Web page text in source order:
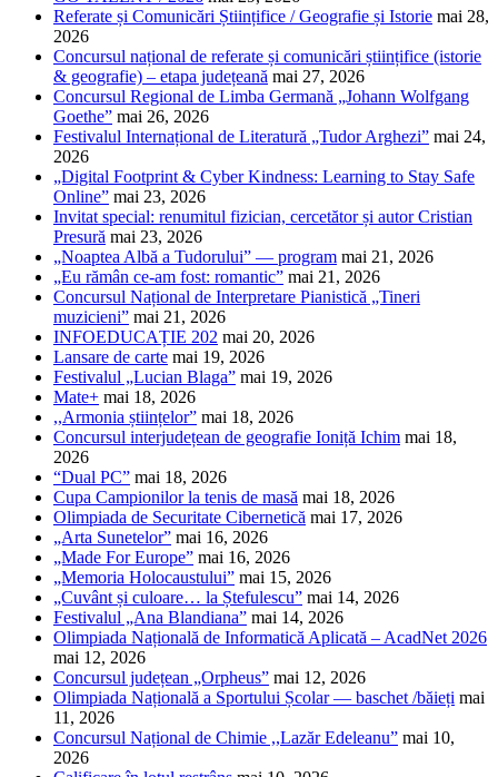
Referate și Comunicări Științifice / Geografie și Istorie mai 28,
2026
Concursul național de referate și comunicări științifice (istorie
& geografie) – etapa județeană mai 27, 2026
Concursul Regional de Limba Germană „Johann Wolfgang
Goethe” mai 26, 2026
Festivalul Internațional de Literatură „Tudor Arghezi” mai 24,
2026
„Digital Footprint & Cyber Kindness: Learning to Stay Safe
Online” mai 23, 2026
Invitat special: renumitul fizician, cercetător și autor Cristian
Presură mai 23, 2026
„Noaptea Albă a Tudorului” — program mai 21, 2026
„Eu rămân ce-am fost: romantic” mai 21, 2026
Concursul Național de Interpretare Pianistică „Tineri
muzicieni” mai 21, 2026
INFOEDUCAȚIE 202 mai 20, 2026
Lansare de carte mai 19, 2026
Festivalul „Lucian Blaga” mai 19, 2026
Mate+ mai 18, 2026
,,Armonia științelor” mai 18, 2026
Concursul interjudețean de geografie Ioniță Ichim mai 18,
2026
“Dual PC” mai 18, 2026
Cupa Campionilor la tenis de masă mai 18, 2026
Olimpiada de Securitate Cibernetică mai 17, 2026
„Arta Sunetelor” mai 16, 2026
„Made For Europe” mai 16, 2026
„Memoria Holocaustului” mai 15, 2026
„Cuvânt și culoare… la Ștefulescu” mai 14, 2026
Festivalul „Ana Blandiana” mai 14, 2026
Olimpiada Națională de Informatică Aplicată – AcadNet 2026
mai 12, 2026
Concursul județean „Orpheus” mai 12, 2026
Olimpiada Națională a Sportului Școlar — baschet /băieți mai
11, 2026
Concursul Național de Chimie ,,Lazăr Edeleanu” mai 10,
2026